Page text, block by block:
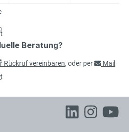
Beratung?
Rückruf vereinbaren, oder per
Mail